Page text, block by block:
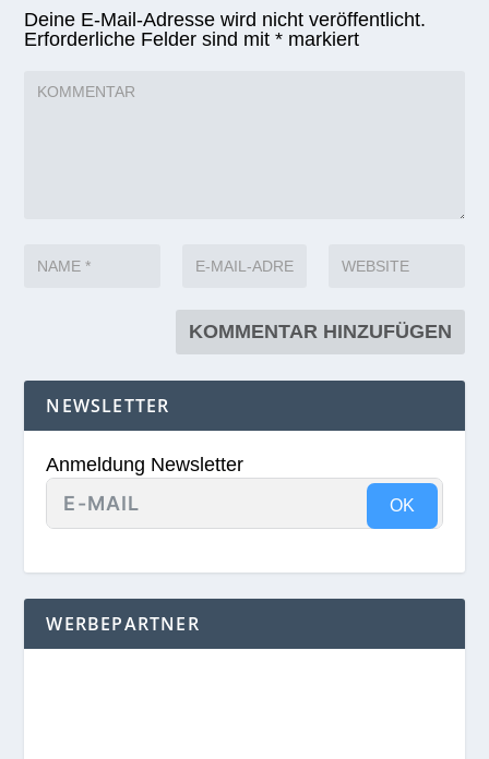
Deine E-Mail-Adresse wird nicht veröffentlicht.
Erforderliche Felder sind mit* markiert
NEWSLETTER
Anmeldung Newsletter
OK
WERBEPARTNER